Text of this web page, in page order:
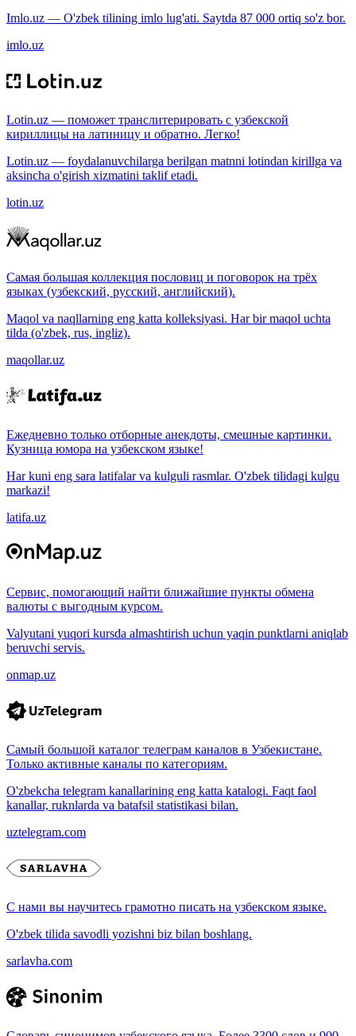
Imlo.uz — O'zbek tilining imlo lug'ati. Saytda 87 000 ortiq so'z bor.
imlo.uz
Lotin.uz — поможет транслитерировать с узбекской
кириллицы на латиницу и обратно. Легко!
Lotin.uz — foydalanuvchilarga berilgan matnni lotindan kirillga va
aksincha o'girish xizmatini taklif etadi.
lotin.uz
Самая большая коллекция пословиц и поговорок на трёх
языках (узбекский, русский, английский).
Maqol va naqllarning eng katta kolleksiyasi. Har bir maqol uchta
tilda (o'zbek, rus, ingliz).
maqollar.uz
Ежедневно только отборные анекдоты, смешные картинки.
Кузница юмора на узбекском языке!
Har kuni eng sara latifalar va kulguli rasmlar. O'zbek tilidagi kulgu
markazi!
latifa.uz
Сервис, помогающий найти ближайшие пункты обмена
валюты с выгодным курсом.
Valyutani yuqori kursda almashtirish uchun yaqin punktlarni aniqlab
beruvchi servis.
onmap.uz
Самый большой каталог телеграм каналов в Узбекистане.
Только активные каналы по категориям.
O'zbekcha telegram kanallarining eng katta katalogi. Faqt faol
kanallar, ruknlarda va batafsil statistikasi bilan.
uztelegram.com
С нами вы научитесь грамотно писать на узбекском языке.
O'zbek tilida savodli yozishni biz bilan boshlang.
sarlavha.com